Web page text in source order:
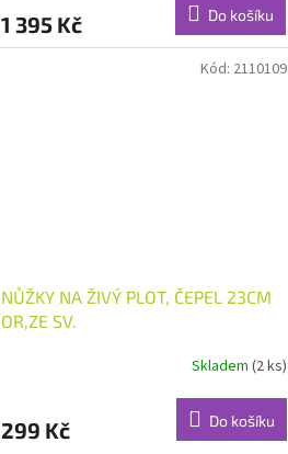
1 395 Kč Do košíku
NŮŽKY NA ŽIVÝ PLOT, ČEPEL 23CM
OR,ZE SV.
Skladem (2 ks)
299 Kč Do košíku
Kód: 2110109